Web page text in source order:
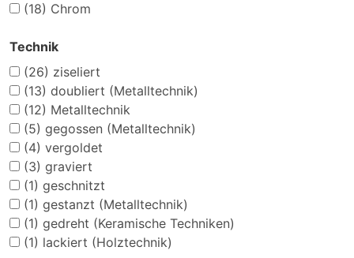
(18) Chrom
Technik
(26) ziseliert
(13) doubliert (Metalltechnik)
(12) Metalltechnik
(5) gegossen (Metalltechnik)
(4) vergoldet
(3) graviert
(1) geschnitzt
(1) gestanzt (Metalltechnik)
(1) gedreht (Keramische Techniken)
(1) lackiert (Holztechnik)